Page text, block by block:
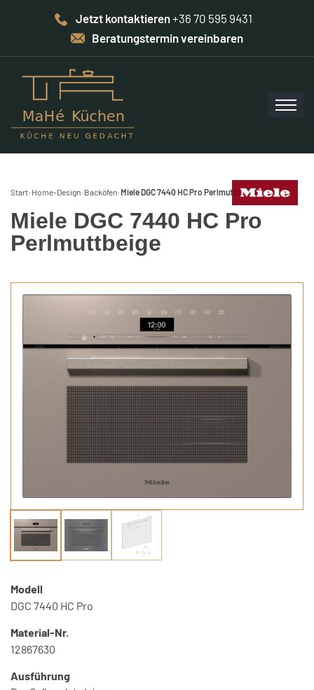
Jetzt kontaktieren+36 70 595 9431
Beratungstermin vereinbaren
Start› Home-Design› Backöfen›Miele DGC 7440 HC Pro Perlmuttbeige
Miele DGC 7440 HC Pro
Perlmuttbeige
Modell
DGC 7440 HC Pro
Material-Nr.
12867630
Ausführung